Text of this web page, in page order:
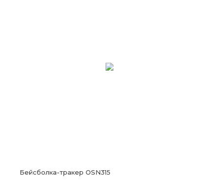
Бейсболка-тракер OSN315